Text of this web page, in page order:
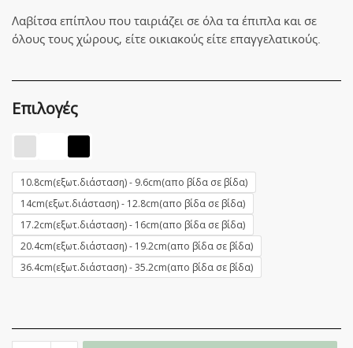
Λαβίτσα επίπλου που ταιριάζει σε όλα τα έπιπλα και σε
όλους τους χώρους, είτε οικιακούς είτε επαγγελατικούς.
Επιλογές
10.8cm(εξωτ.διάσταση) - 9.6cm(απο βίδα σε βίδα)
14cm(εξωτ.διάσταση) - 12.8cm(απο βίδα σε βίδα)
17.2cm(εξωτ.διάσταση) - 16cm(απο βίδα σε βίδα)
20.4cm(εξωτ.διάσταση) - 19.2cm(απο βίδα σε βίδα)
36.4cm(εξωτ.διάσταση) - 35.2cm(απο βίδα σε βίδα)